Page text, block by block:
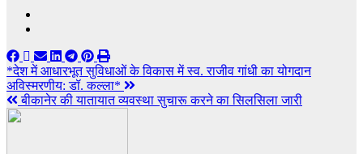
Post
navigation
*देश में आधारभूत सुविधाओं के विकास में स्व. राजीव गांधी का योगदान
अविस्मरणीय: डॉ. कल्ला*
बीकानेर की यातायात व्यवस्था सुचारू करने का सिलसिला जारी